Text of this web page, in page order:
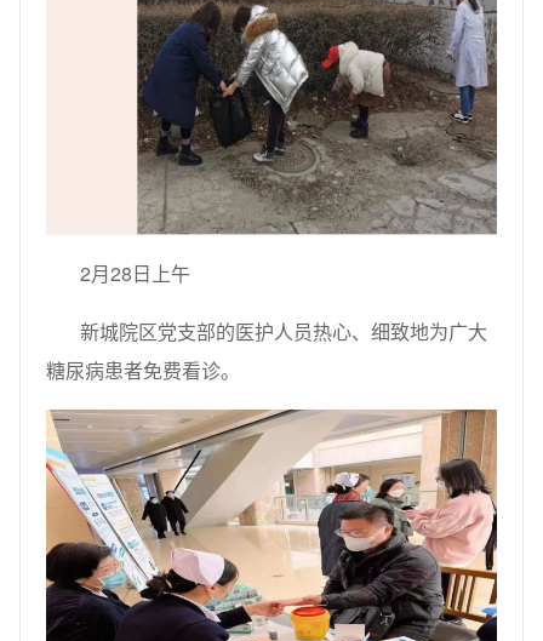
2月28日上午
新城院区党支部的医护人员热心、细致地为广大
糖尿病患者免费看诊。